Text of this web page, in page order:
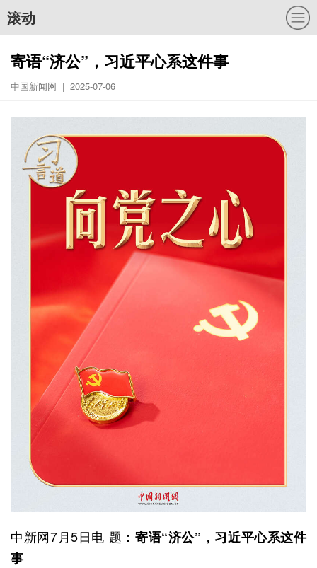
滚动
寄语“济公”，习近平心系这件事
中国新闻网 | 2025-07-06
中新网7月5日电 题： 寄语“济公”，习近平心系这件
事